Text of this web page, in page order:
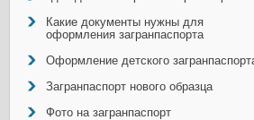
Какие документы нужны для
оформления загранпаспорта
Оформление детского
Загранпаспорт нового образца
Фото на загранпаспорт